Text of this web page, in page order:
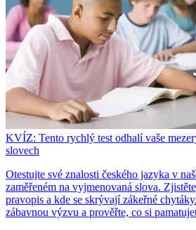
KVÍZ: Tento rychlý test odhalí vaše
slovech
Otestujte své znalosti českého jazyka v
zaměřeném na vyjmenovaná slova.
pravopis a kde se skrývají zákeřné
zábavnou výzvu a prověřte, co si